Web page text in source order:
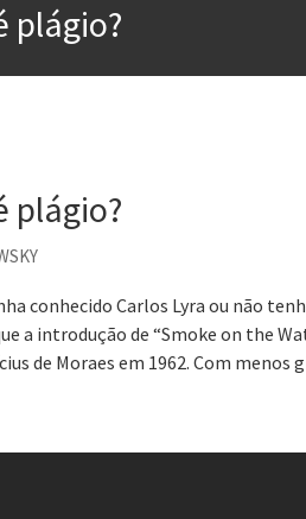
o mundo, o veganismo não é a
isso daí
prega o “direito à tristeza”
plágio?
plágio?
conhecido Carlos Lyra ou não
a introdução de “Smoke on the
de Moraes em 1962. Com menos